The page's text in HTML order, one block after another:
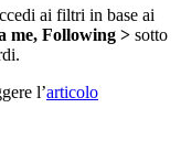
ai filtri in base ai
me, Following > sotto
l’articolo